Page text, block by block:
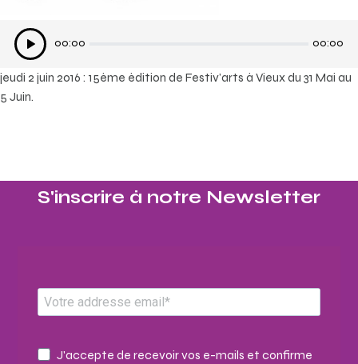
Lecteur
audio
00:00 00:00
jeudi 2 juin 2016 : 15ème édition de Festiv’arts à Vieux du 31 Mai au
5 Juin.
S'inscrire à notre Newsletter​
J'accepte de recevoir vos e-mails et confirme